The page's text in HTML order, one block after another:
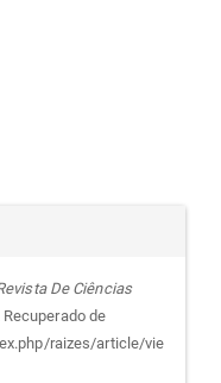
De Ciências
de
raizes/article/vie